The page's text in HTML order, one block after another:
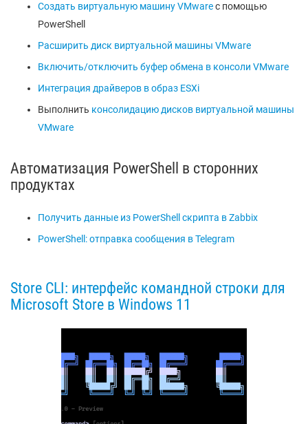
Создать виртуальную машину VMwareс помощью
PowerShell
Расширить диск виртуальной машины VMware
Включить/отключить буфер обмена в консоли VMware
Интеграция драйверов в образ ESXi
Выполнить консолидацию дисков виртуальной машины
VMware
Автоматизация PowerShell в сторонних
продуктах
Получить данные из PowerShell скрипта в Zabbix
PowerShell: отправка сообщения в Telegram
Store CLI: интерфейс командной строки для
Microsoft Store в Windows 11